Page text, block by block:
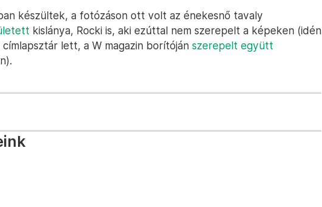
készültek, a fotózáson ott volt az énekesnő tavaly
kislánya, Rocki is, aki ezúttal nem szerepelt a képeken (idén
lett, a W magazin borítóján szerepelt együtt